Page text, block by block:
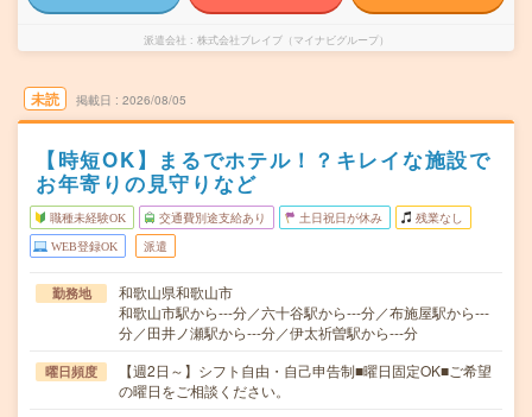
派遣会社 株式会社ブレイブ（マイナビグループ）
未読 掲載日 2026/08/05
【時短OK】まるでホテル！？キレイな施設で
お年寄りの見守りなど
職種未経験OK 交通費別途支給あり 土日祝日が休み 残業なし
WEB登録OK 派遣
勤務地
和歌山県和歌山市
和歌山市駅から---分／六十谷駅から---分／布施屋駅から---
分／田井ノ瀬駅から---分／伊太祈曽駅から---分
曜日頻度
【週2日～】シフト自由・自己申告制■曜日固定OK■ご希望
の曜日をご相談ください。